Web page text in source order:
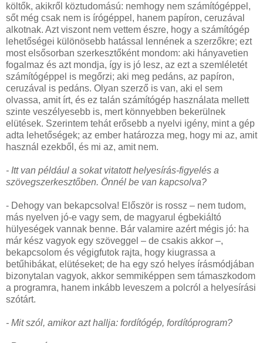
költők, akikről köztudomású: nemhogy nem számítógéppel,
sőt még csak nem is írógéppel, hanem papíron, ceruzával
alkotnak. Azt viszont nem vettem észre, hogy a számítógép
lehetőségei különösebb hatással lennének a szerzőkre; ezt
most elsősorban szerkesztőként mondom: aki hányavetien
fogalmaz és azt mondja, így is jó lesz, az ezt a szemléletét
számítógéppel is megőrzi; aki meg pedáns, az papíron,
ceruzával is pedáns. Olyan szerző is van, aki el sem
olvassa, amit írt, és ez talán számítógép használata mellett
szinte veszélyesebb is, mert könnyebben bekerülnek
elütések. Szerintem tehát erősebb a nyelvi igény, mint a gép
adta lehetőségek; az ember határozza meg, hogy mi az, amit
használ ezekből, és mi az, amit nem.
- Itt van például a sokat vitatott helyesírás-figyelés a
szövegszerkesztőben. Önnél be van kapcsolva?
- Dehogy van bekapcsolva! Először is rossz – nem tudom,
más nyelven jó-e vagy sem, de magyarul égbekiáltó
hülyeségek vannak benne. Bár valamire azért mégis jó: ha
már kész vagyok egy szöveggel – de csakis akkor –,
bekapcsolom és végigfutok rajta, hogy kiugrassa a
betűhibákat, elütéseket; de ha egy szó helyes írásmódjában
bizonytalan vagyok, akkor semmiképpen sem támaszkodom
a programra, hanem inkább leveszem a polcról a helyesírási
szótárt.
- Mit szól, amikor azt hallja: fordítógép, fordítóprogram?